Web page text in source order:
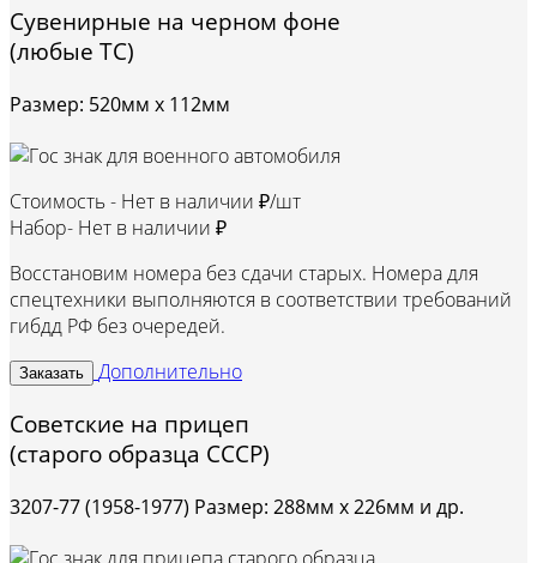
Сувенирные на черном фоне
(любые ТС)
Размер: 520мм х 112мм
Стоимость - Нет в наличии ₽/шт
Набор- Нет в наличии ₽
Восстановим номера без сдачи старых. Номера для
спецтехники выполняются в соответствии требований
гибдд РФ без очередей.
Заказать Дополнительно
Советские на прицеп
(старого образца СССР)
3207-77 (1958-1977) Размер: 288мм х 226мм и др.